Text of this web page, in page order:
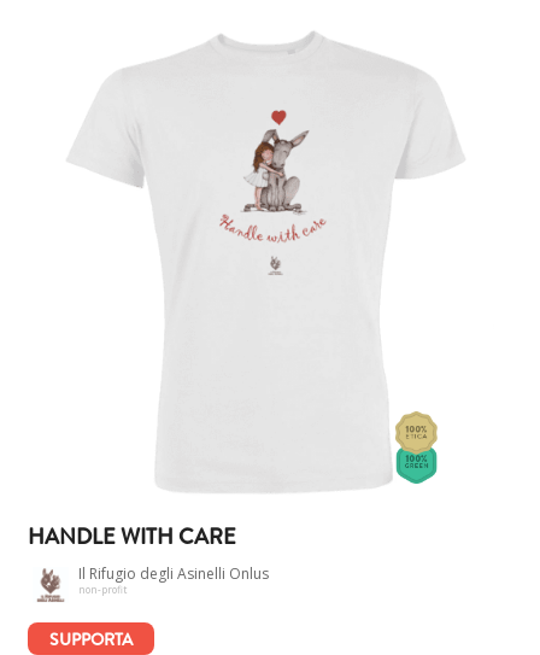
HANDLE WITH CARE
Il Rifugio degli Asinelli Onlus
non-profit
SUPPORTA